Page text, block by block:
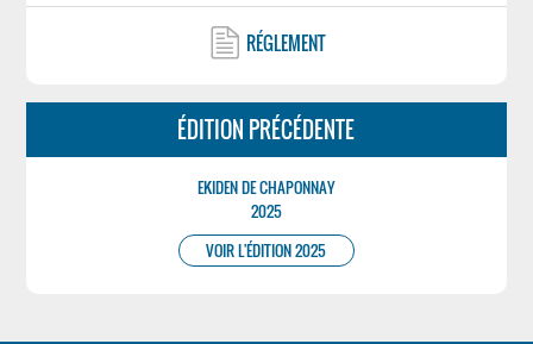
RÉGLEMENT
ÉDITION PRÉCÉDENTE
EKIDEN DE CHAPONNAY
2025
VOIR L'ÉDITION 2025